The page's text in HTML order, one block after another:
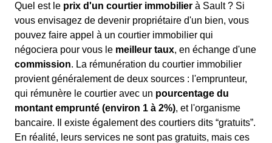
Quel est le prix d'un courtier immobilier à Sault ? Si
vous envisagez de devenir propriétaire d'un bien, vous
pouvez faire appel à un courtier immobilier qui
négociera pour vous le meilleur taux, en échange d'une
commission. La rémunération du courtier immobilier
provient généralement de deux sources : l'emprunteur,
qui rémunère le courtier avec un pourcentage du
montant emprunté (environ 1 à 2%), et l'organisme
bancaire. Il existe également des courtiers dits “gratuits”.
En réalité, leurs services ne sont pas gratuits, mais ces